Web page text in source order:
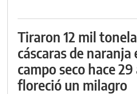
Tiraron 12 mil
cáscaras de naranja
campo seco hace
floreció un milagro